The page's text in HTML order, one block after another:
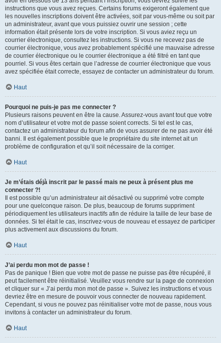
instructions que vous avez reçues. Certains forums exigeront également que
les nouvelles inscriptions doivent être activées, soit par vous-même ou soit par
un administrateur, avant que vous puissiez ouvrir une session ; cette
information était présente lors de votre inscription. Si vous aviez reçu un
courrier électronique, consultez les instructions. Si vous ne recevez pas de
courrier électronique, vous avez probablement spécifié une mauvaise adresse
de courrier électronique ou le courrier électronique a été filtré en tant que
pourriel. Si vous êtes certain que l’adresse de courrier électronique que vous
avez spécifiée était correcte, essayez de contacter un administrateur du forum.
Haut
Pourquoi ne puis-je pas me connecter ?
Plusieurs raisons peuvent en être la cause. Assurez-vous avant tout que votre
nom d’utilisateur et votre mot de passe soient corrects. Si tel est le cas,
contactez un administrateur du forum afin de vous assurer de ne pas avoir été
banni. Il est également possible que le propriétaire du site internet ait un
problème de configuration et qu’il soit nécessaire de la corriger.
Haut
Je m’étais déjà inscrit par le passé mais ne peux à présent plus me
connecter ?!
Il est possible qu’un administrateur ait désactivé ou supprimé votre compte
pour une quelconque raison. De plus, beaucoup de forums suppriment
périodiquement les utilisateurs inactifs afin de réduire la taille de leur base de
données. Si tel était le cas, inscrivez-vous de nouveau et essayez de participer
plus activement aux discussions du forum.
Haut
J’ai perdu mon mot de passe !
Pas de panique ! Bien que votre mot de passe ne puisse pas être récupéré, il
peut facilement être réinitialisé. Veuillez vous rendre sur la page de connexion
et cliquer sur « J’ai perdu mon mot de passe ». Suivez les instructions et vous
devriez être en mesure de pouvoir vous connecter de nouveau rapidement.
Cependant, si vous ne pouvez pas réinitialiser votre mot de passe, nous vous
invitons à contacter un administrateur du forum.
Haut